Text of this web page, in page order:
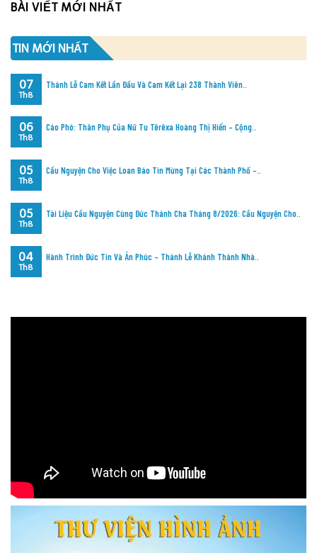
BÀI VIẾT MỚI NHẤT
TIN MỚI NHẤT
Thánh Lễ Cam Kết Lần Đầu Và Cam Kết Lại 238 Thành Viên..
07
Th8
Cáo Phó: Thân Phụ Của Nữ Tu Têrêxa Hoàng Thị Hiển – Cộng..
06
Th8
Cầu Nguyện Cho Việc Loan Báo Tin Mừng Tại Các Thành Phố –..
05
Th8
Tài Liệu Cầu Nguyện Cùng Đức Thánh Cha Tháng 8/2026: Cầu Nguyện Cho..
05
Th8
Hành Trình Đức Tin Và Ân Phúc – Thánh Lễ Khánh Thành Nhà..
04
Th8